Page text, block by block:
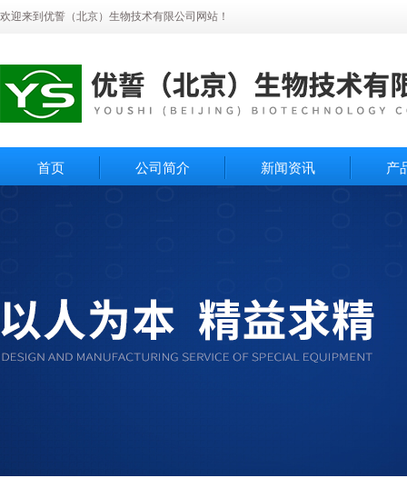
欢迎来到优誓（北京）生物技术有限公司网站！
首页 公司简介 新闻资讯 产